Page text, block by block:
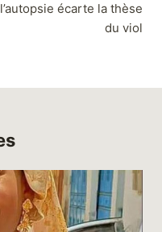
l’autopsie écarte la thèse
du viol